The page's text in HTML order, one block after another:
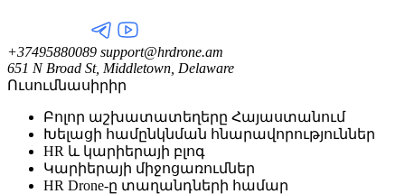
+37495880089 support@hrdrone.am
651 N Broad St, Middletown, Delaware
Ուսումնասիրիր
Բոլոր աշխատատեղերը Հայաստանում
Խելացի համընկնման հնարավորություններ
HR և կարիերայի բլոգ
Կարիերայի միջոցառումներ
HR Drone-ը տաղանդների համար